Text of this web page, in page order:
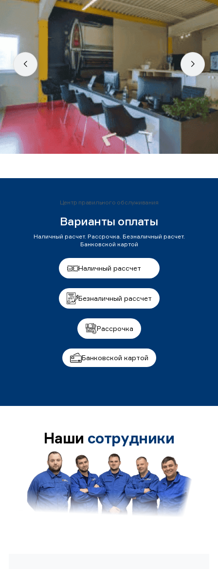
Центр правильного обслуживания
Варианты оплаты
Наличный расчет. Рассрочка. Безналичный расчет.
Банковской картой
Наличный рассчет
Безналичный рассчет
Рассрочка
Банковской картой
Наши сотрудники